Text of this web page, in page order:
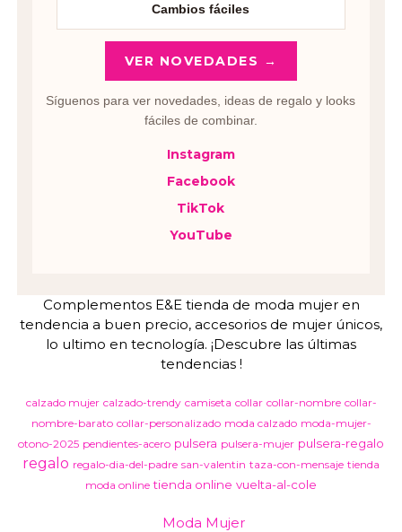
Cambios fáciles
VER NOVEDADES →
Síguenos para ver novedades, ideas de regalo y looks
fáciles de combinar.
Instagram
Facebook
TikTok
YouTube
Complementos E&E tienda de moda mujer en
tendencia a buen precio, accesorios de mujer únicos,
lo ultimo en tecnología. ¡Descubre las últimas
tendencias !
calzado mujer calzado-trendy camiseta collar collar-nombre collar-
nombre-barato collar-personalizado moda calzado moda-mujer-
otono-2025 pendientes-acero pulsera pulsera-mujer pulsera-regalo
regalo regalo-dia-del-padre san-valentin taza-con-mensaje tienda
moda online tienda online vuelta-al-cole
Moda Mujer